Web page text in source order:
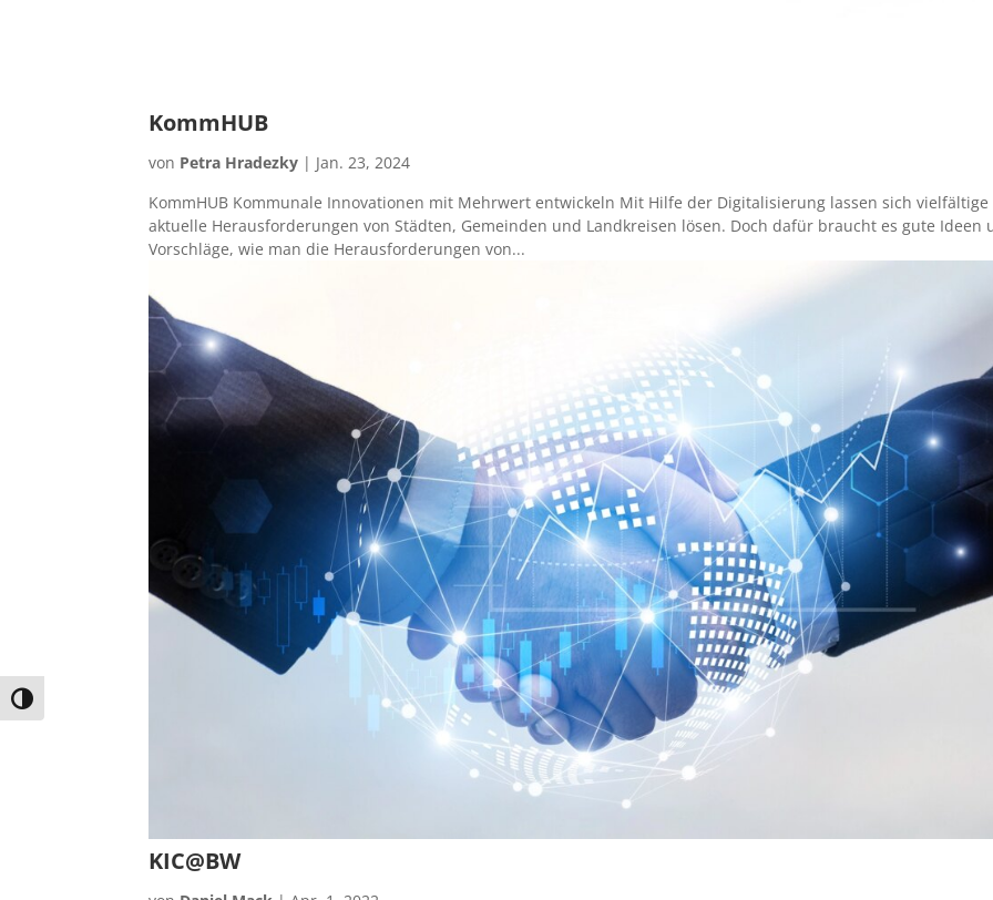
Umschalten auf hohe Kontraste
KommHUB
von Petra Hradezky | Jan. 23, 2024
KommHUB Kommunale Innovationen mit Mehrwert entwickeln Mit Hilfe der Digitalisierung lassen sich vielfältige
aktuelle Herausforderungen von Städten, Gemeinden und Landkreisen lösen. Doch dafür braucht es gute Ideen
Vorschläge, wie man die Herausforderungen von...
KIC@BW